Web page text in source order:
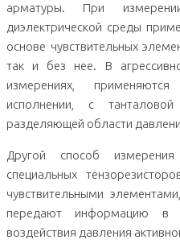
арматуры. При
диэлектрической среды
основе чувствительных
так и без нее. В
измерениях,
исполнении, с
разделяющей области
Другой способ
специальных
чувствительными
передают информацию в
воздействия давления